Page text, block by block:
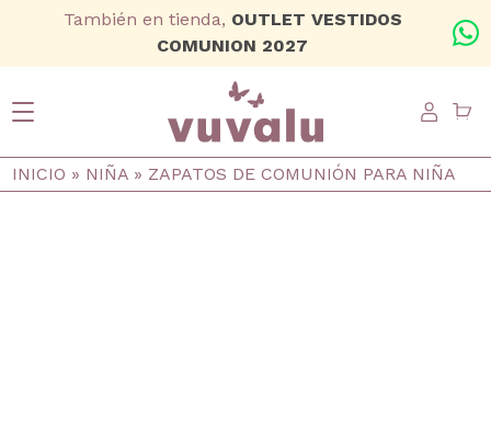
Ir al contenido principal
También en tienda, OUTLET VESTIDOS
COMUNION 2027
Ruta de navegación
INICIO NIÑA ZAPATOS DE COMUNIÓN PARA NIÑA